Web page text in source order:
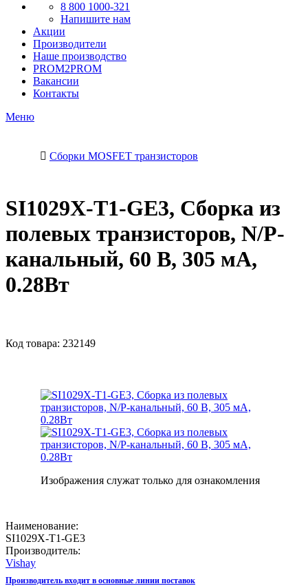
8 800 1000-321
Напишите нам
Акции
Производители
Наше производство
PROM2PROM
Вакансии
Контакты
Меню
Сборки MOSFET транзисторов
SI1029X-T1-GE3, Сборка из
полевых транзисторов, N/P-
канальный, 60 В, 305 мА,
0.28Вт
Код товара: 232149
Изображения служат только для ознакомления
Наименование:
SI1029X-T1-GE3
Производитель:
Vishay
Производитель входит в основные линии поставок